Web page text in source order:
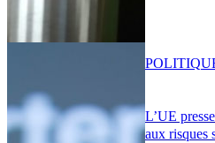
L’UE
aux risques